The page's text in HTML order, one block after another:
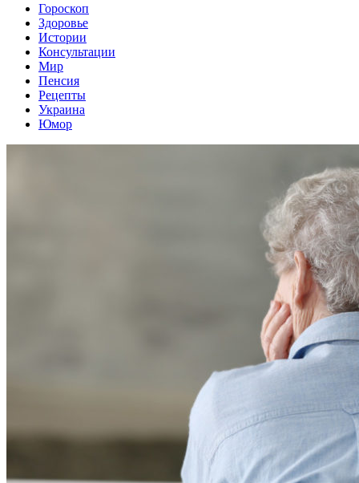
Гороскоп
Здоровье
Истории
Консультации
Мир
Пенсия
Рецепты
Украина
Юмор